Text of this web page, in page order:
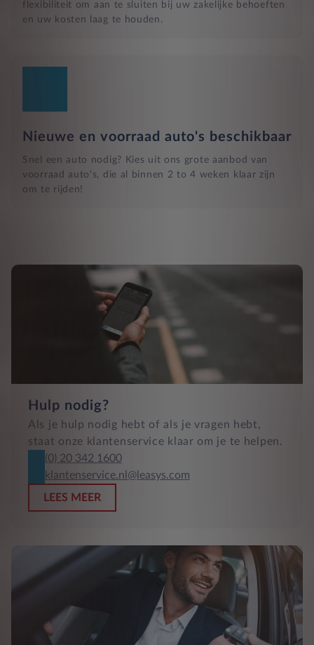
flexibiliteit om aan te sluiten bij uw zakelijke behoeften
en uw kosten laag te houden.
Nieuwe en voorraad auto's beschikbaar
Snel een auto nodig? Kies uit ons grote aanbod van
voorraad auto's, die al binnen 2 to 4 weken klaar zijn
om te rijden!
Hulp nodig?
Als je hulp nodig hebt of als je vragen hebt,
staat onze klantenservice klaar om je te helpen.
(0) 20 342 1600
klantenservice.nl@leasys.com
LEES MEER